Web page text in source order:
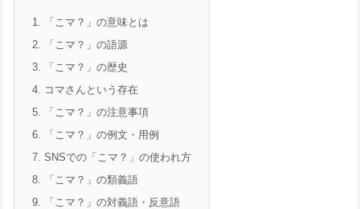
1. 「こマ？」の意味とは
2. 「こマ？」の語源
3. 「こマ？」の歴史
4. コマさんという存在
5. 「こマ？」の注意事項
6. 「こマ？」の例文・用例
7. SNSでの「こマ？」の使われ方
8. 「こマ？」の類義語
9. 「こマ？」の対義語・反意語